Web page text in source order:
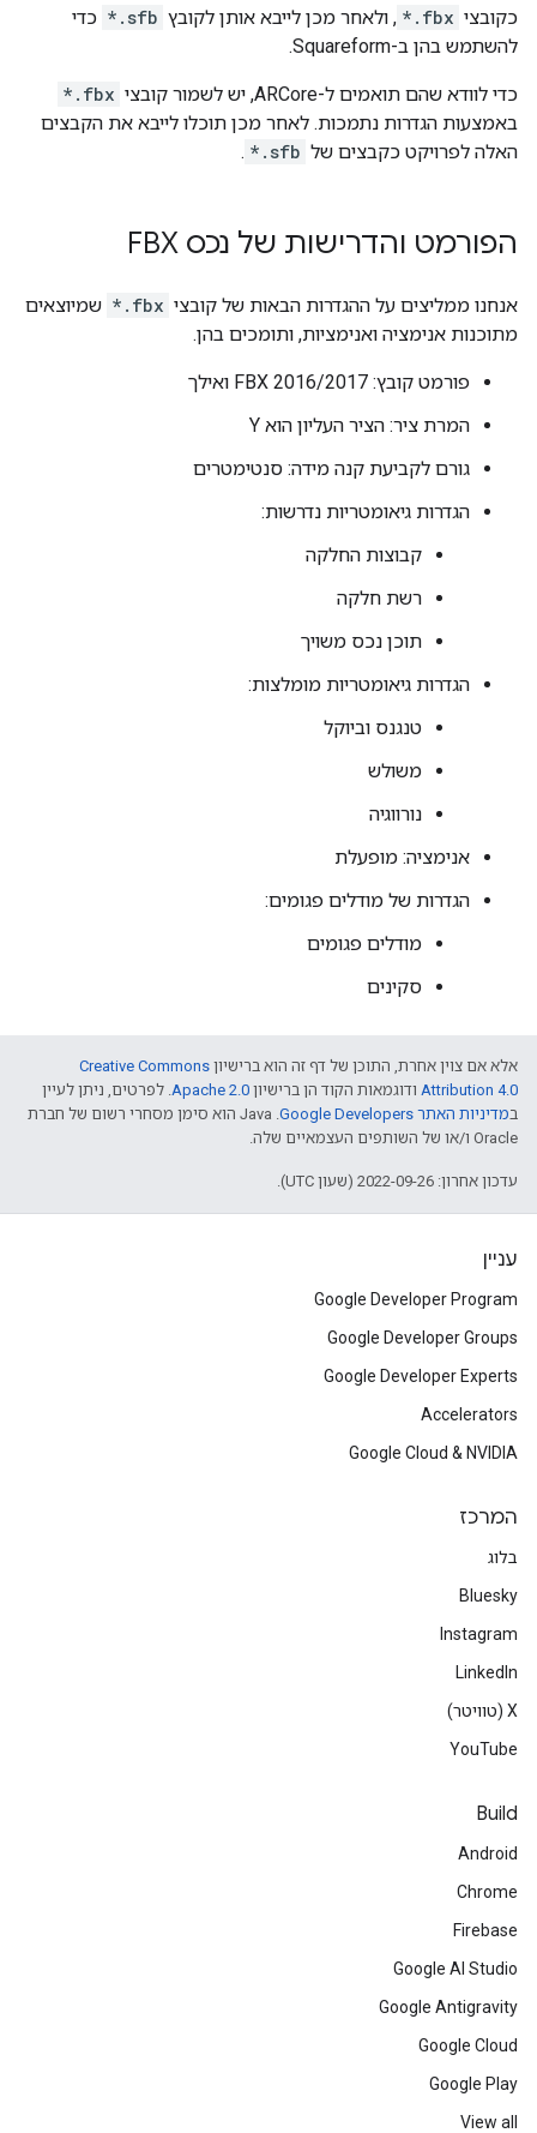
כקובצי *.fbx , ולאחר מכן לייבא אותן לקובץ *.sfb כדי
להשתמש בהן ב-Squareform.
כדי לוודא שהם תואמים ל-ARCore, יש לשמור קובצי
*.fbx
באמצעות הגדרות נתמכות. לאחר מכן תוכלו לייבא את הקבצים
האלה לפרויקט כקבצים של *.sfb
.
הפורמט והדרישות של נכס FBX
אנחנו ממליצים על ההגדרות הבאות של קובצי *.fbx שמיוצאים
מתוכנות אנימציה ואנימציות, ותומכים בהן.
פורמט קובץ: FBX 2016/2017 ואילך
המרת ציר: הציר העליון הוא Y
גורם לקביעת קנה מידה: סנטימטרים
הגדרות גיאומטריות נדרשות:
קבוצות החלקה
רשת חלקה
תוכן נכס משויך
הגדרות גיאומטריות מומלצות:
טנגנס וביוקל
משולש
נורווגיה
אנימציה: מופעלת
הגדרות של מודלים פגומים:
מודלים פגומים
סקינים
אלא אם צוין אחרת, התוכן של דף זה הוא ברישיון Creative Commons
Attribution 4.0 ודוגמאות הקוד הן ברישיון Apache 2.0. לפרטים, ניתן לעיין
במדיניות האתר Google Developers‏
.‏ Java הוא סימן מסחרי רשום של חברת
Oracle ו/או של השותפים העצמאיים שלה.
עדכון אחרון: 2022-09-26 (שעון UTC).
עניין
Google Developer Program
Google Developer Groups
Google Developer Experts
Accelerators
Google Cloud & NVIDIA
המרכז
בלוג
Bluesky
Instagram
LinkedIn
‫X (טוויטר)
YouTube
Build
Android
Chrome
Firebase
Google AI Studio
Google Antigravity
Google Cloud
Google Play
View all